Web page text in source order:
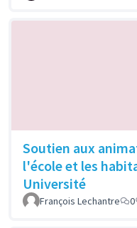
Soutien aux
l'école et les
Université
François Lechantre 0